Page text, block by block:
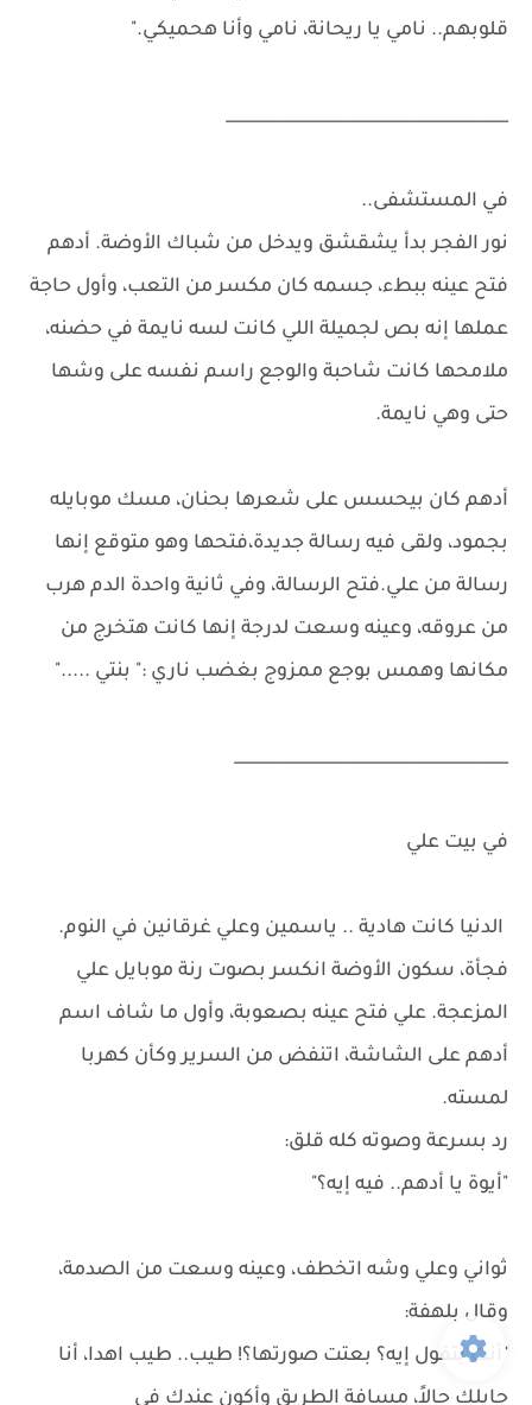
قلوبهم.. نامي يا ريحانة، نامي وأنا هحميكي."
__________________________________
في المستشفى..
نور الفجر بدأ يشقشق ويدخل من شباك الأوضة. أدهم
فتح عينه ببطء، جسمه كان مكسر من التعب، وأول حاجة
عملها إنه بص لجميلة اللي كانت لسه نايمة في حضنه،
ملامحها كانت شاحبة والوجع راسم نفسه على وشها
حتى وهي نايمة.
أدهم كان بيحسس على شعرها بحنان، مسك موبايله
بجمود، ولقى فيه رسالة جديدة،فتحها وهو متوقع إنها
رسالة من علي.فتح الرسالة، وفي ثانية واحدة الدم هرب
من عروقه، وعينه وسعت لدرجة إنها كانت هتخرج من
مكانها وهمس بوجع ممزوج بغضب ناري :" بنتي ....."
_________________________________
في بيت علي
الدنيا كانت هادية .. ياسمين وعلي غرقانين في النوم.
فجأة، سكون الأوضة انكسر بصوت رنة موبايل علي
المزعجة. علي فتح عينه بصعوبة، وأول ما شاف اسم
أدهم على الشاشة، اتنفض من السرير وكأن كهربا
لمسته.
رد بسرعة وصوته كله قلق:
"أيوة يا أدهم.. فيه إيه؟"
ثواني وعلي وشه اتخطف، وعينه وسعت من الصدمة،
وقال بلهفة:
"أنت بتقول إيه؟ بعتت صورتها؟! طيب.. طيب اهدا، أنا
جايلك حالاً، مسافة الطريق وأكون عندك في